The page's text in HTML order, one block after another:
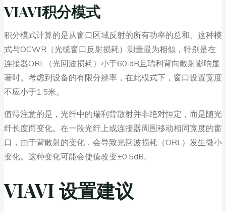
VIAVI积分模式
积分模式计算的是从窗口区域反射的所有功率的总和。这种模
式与OCWR（光缆窗口反射损耗）测量最为相似，特别是在
连接器ORL（光回波损耗）小于60 dB且瑞利背向散射影响显
著时。考虑到设备的有限分辨率，在此模式下，窗口设置宽度
不应小于1.5米。
值得注意的是，光纤中的瑞利背散射并非绝对恒定，而是随光
纤长度而变化。在一段光纤上或连接器周围移动相同宽度的窗
口，由于背散射的变化，会导致光回波损耗（ORL）发生微小
变化。这种变化可能会使值改变±0.5dB。
VIAVI 设置建议